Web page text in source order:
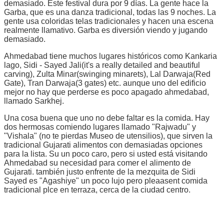
demasiado. Este festival dura por 9 días. La gente hace la
Garba, que es una danza tradicional, todas las 9 noches. La
gente usa coloridas telas tradicionales y hacen una escena
realmente llamativo. Garba es diversión viendo y jugando
demasiado.
Ahmedabad tiene muchos lugares históricos como Kankaria
lago, Sidi - Sayed Jali(it's a really detailed and beautiful
carving), Zulta Minar(swinging minarets), Lal Darwaja(Red
Gate), Tran Darwaja(3 gates) etc. aunque uno del edificio
mejor no hay que perderse es poco apagado ahmedabad,
llamado Sarkhej.
Una cosa buena que uno no debe faltar es la comida. Hay
dos hermosas comiendo lugares llamado "Rajwadu" y
"Vishala" (no te pierdas Museo de utensilios), que sirven la
tradicional Gujarati alimentos con demasiadas opciones
para la lista. Su un poco caro, pero si usted está visitando
Ahmedabad su necesidad para comer el alimento de
Gujarati. también justo enfrente de la mezquita de Sidi
Sayed es "Agashiye" un poco lujo pero pleaasent comida
tradicional plce en terraza, cerca de la ciudad centro.